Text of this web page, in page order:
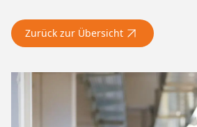
Zurück zur Übersicht